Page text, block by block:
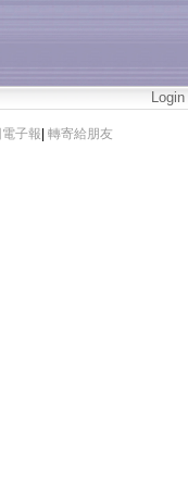
Login
子報 轉寄給朋友